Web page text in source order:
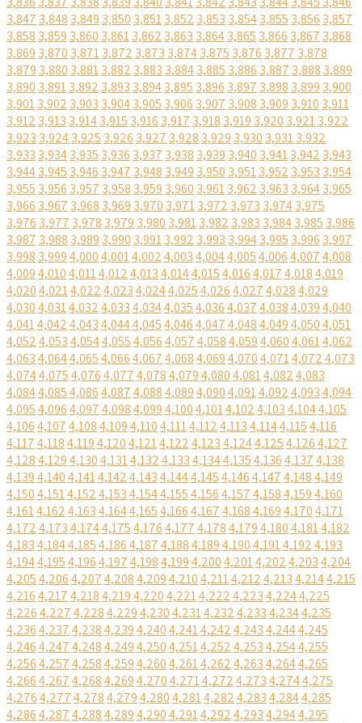
3,847 3,848 3,849 3,850 3,8513,852 3,853 3,8543,855 3,856 3,857
3,858 3,859 3,860 3,8613,862 3,863 3,8643,865 3,866 3,867 3,868
3,869 3,870 3,8713,872 3,873 3,8743,875 3,876 3,877 3,878
3,879 3,880 3,8813,882 3,883 3,8843,885 3,886 3,887 3,888 3,889
3,890 3,8913,892 3,893 3,8943,895 3,896 3,897 3,898 3,899 3,900
3,9013,902 3,903 3,9043,905 3,906 3,907 3,908 3,909 3,910 3,911
3,912 3,913 3,9143,915 3,916 3,917 3,918 3,919 3,920 3,9213,922
3,923 3,9243,925 3,926 3,927 3,928 3,929 3,930 3,9313,932
3,933 3,9343,935 3,936 3,937 3,938 3,939 3,940 3,9413,942 3,943
3,9443,945 3,946 3,947 3,948 3,949 3,950 3,9513,952 3,953 3,954
3,955 3,956 3,957 3,958 3,959 3,960 3,9613,962 3,963 3,9643,965
3,966 3,967 3,968 3,969 3,970 3,9713,972 3,973 3,9743,975
3,976 3,977 3,978 3,979 3,980 3,9813,982 3,983 3,9843,985 3,986
3,987 3,988 3,989 3,990 3,9913,992 3,993 3,9943,995 3,996 3,997
3,998 3,9994,0004,0014,0024,0034,0044,0054,0064,0074,008
4,0094,0104,0114,0124,0134,0144,0154,0164,0174,0184,019
4,0204,0214,0224,0234,0244,0254,0264,0274,0284,029
4,0304,0314,0324,0334,0344,0354,0364,0374,0384,0394,040
4,0414,0424,0434,0444,0454,0464,0474,0484,0494,0504,051
4,0524,0534,0544,0554,0564,0574,0584,0594,0604,0614,062
4,0634,0644,0654,0664,0674,0684,0694,0704,0714,0724,073
4,0744,0754,0764,0774,0784,0794,0804,0814,0824,083
4,0844,0854,0864,0874,0884,0894,0904,0914,0924,0934,094
4,0954,0964,0974,0984,0994,1004,1014,1024,1034,1044,105
4,1064,1074,1084,1094,1104,1114,1124,1134,1144,1154,116
4,1174,1184,1194,1204,1214,1224,1234,1244,1254,1264,127
4,1284,1294,1304,1314,1324,1334,1344,1354,1364,1374,138
4,1394,1404,1414,1424,1434,1444,1454,1464,1474,1484,149
4,1504,1514,1524,1534,1544,1554,1564,1574,1584,1594,160
4,1614,1624,1634,1644,1654,1664,1674,1684,1694,1704,171
4,1724,1734,1744,1754,1764,1774,1784,1794,1804,1814,182
4,1834,1844,1854,1864,1874,1884,1894,1904,1914,1924,193
4,1944,1954,1964,1974,1984,1994,2004,2014,2024,2034,204
4,2054,2064,2074,2084,2094,2104,2114,2124,2134,2144,215
4,2164,2174,2184,2194,2204,2214,2224,2234,2244,225
4,2264,2274,2284,2294,2304,2314,2324,2334,2344,235
4,2364,2374,2384,2394,2404,2414,2424,2434,2444,245
4,2464,2474,2484,2494,2504,2514,2524,2534,2544,255
4,2564,2574,2584,2594,2604,2614,2624,2634,2644,265
4,2664,2674,2684,2694,2704,2714,2724,2734,2744,275
4,2764,2774,2784,2794,2804,2814,2824,2834,2844,285
4,2864,2874,2884,2894,2904,2914,2924,2934,2944,295